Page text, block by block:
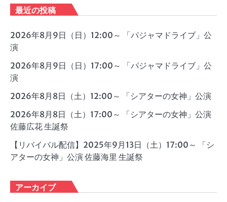
最近の投稿
2026年8月9日（日）12:00～ 「パジャマドライブ」公
演
2026年8月9日（日）17:00～ 「パジャマドライブ」公
演
2026年8月8日（土）12:00～ 「シアターの女神」公演
2026年8月8日（土）17:00～ 「シアターの女神」公演
佐藤広花 生誕祭
【リバイバル配信】2025年9月13日（土）17:00～ 「シ
アターの女神」公演 佐藤海里 生誕祭
アーカイブ